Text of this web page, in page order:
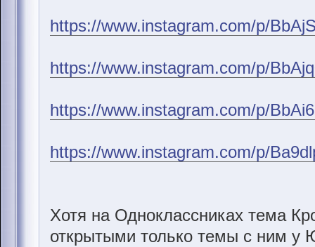
https://www.instagram.com/p/
https://www.instagram.com/p/
https://www.instagram.com/p/
https://www.instagram.com/p/
Хотя на Одноклассниках тема
открытыми только темы с ним у